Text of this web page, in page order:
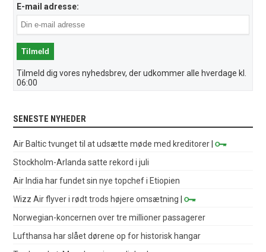
E-mail adresse:
Tilmeld dig vores nyhedsbrev, der udkommer alle hverdage kl.
06:00
SENESTE NYHEDER
Air Baltic tvunget til at udsætte møde med kreditorer |
Stockholm-Arlanda satte rekord i juli
Air India har fundet sin nye topchef i Etiopien
Wizz Air flyver i rødt trods højere omsætning |
Norwegian-koncernen over tre millioner passagerer
Lufthansa har slået dørene op for historisk hangar